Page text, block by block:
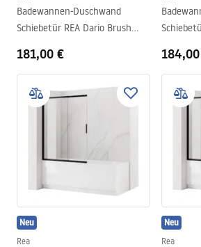
Badewannen-Duschwand
Schiebetür REA Dario Brush
181,00 €
Neu
Rea
Neu
Rea